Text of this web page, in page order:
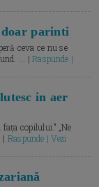
doar parinti
ceva ce nu se
... |Raspunde |
in aer
copilului.” „Ne
| Raspunde | Vezi